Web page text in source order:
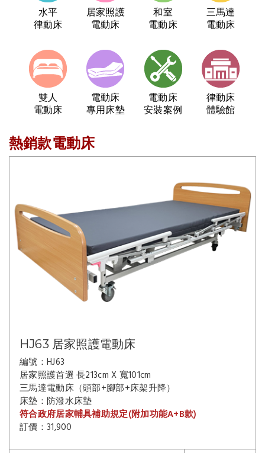
水平
律動床
居家照護
電動床
和室
電動床
三馬達
電動床
雙人
電動床
電動床
專用床墊
電動床
安裝案例
律動床
體驗館
熱銷款電動床
HJ63 居家照護電動床
編號：HJ63
居家照護首選 長213cm X 寬101cm
三馬達電動床（頭部+腳部+床架升降）
床墊：防潑水床墊
符合政府居家輔具補助規定(附加功能A+B款)
訂價：31,900